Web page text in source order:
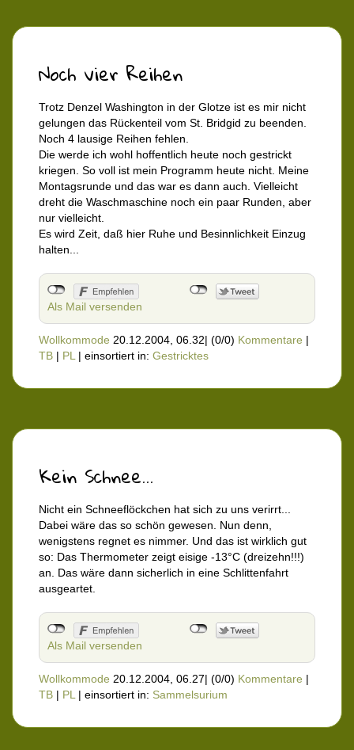
Noch vier Reihen
Trotz Denzel Washington in der Glotze ist es mir nicht
gelungen das Rückenteil vom St. Bridgid zu beenden.
Noch 4 lausige Reihen fehlen.
Die werde ich wohl hoffentlich heute noch gestrickt
kriegen. So voll ist mein Programm heute nicht. Meine
Montagsrunde und das war es dann auch. Vielleicht
dreht die Waschmaschine noch ein paar Runden, aber
nur vielleicht.
Es wird Zeit, daß hier Ruhe und Besinnlichkeit Einzug
halten...
Als Mail versenden
Wollkommode 20.12.2004, 06.32| (0/0) Kommentare |
TB | PL| einsortiert in: Gestricktes
Kein Schnee...
Nicht ein Schneeflöckchen hat sich zu uns verirrt...
Dabei wäre das so schön gewesen. Nun denn,
wenigstens regnet es nimmer. Und das ist wirklich gut
so: Das Thermometer zeigt eisige -13°C (dreizehn!!!)
an. Das wäre dann sicherlich in eine Schlittenfahrt
ausgeartet.
Als Mail versenden
Wollkommode 20.12.2004, 06.27| (0/0) Kommentare |
TB | PL| einsortiert in: Sammelsurium